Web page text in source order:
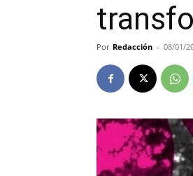
Por Redacción - 08/01/